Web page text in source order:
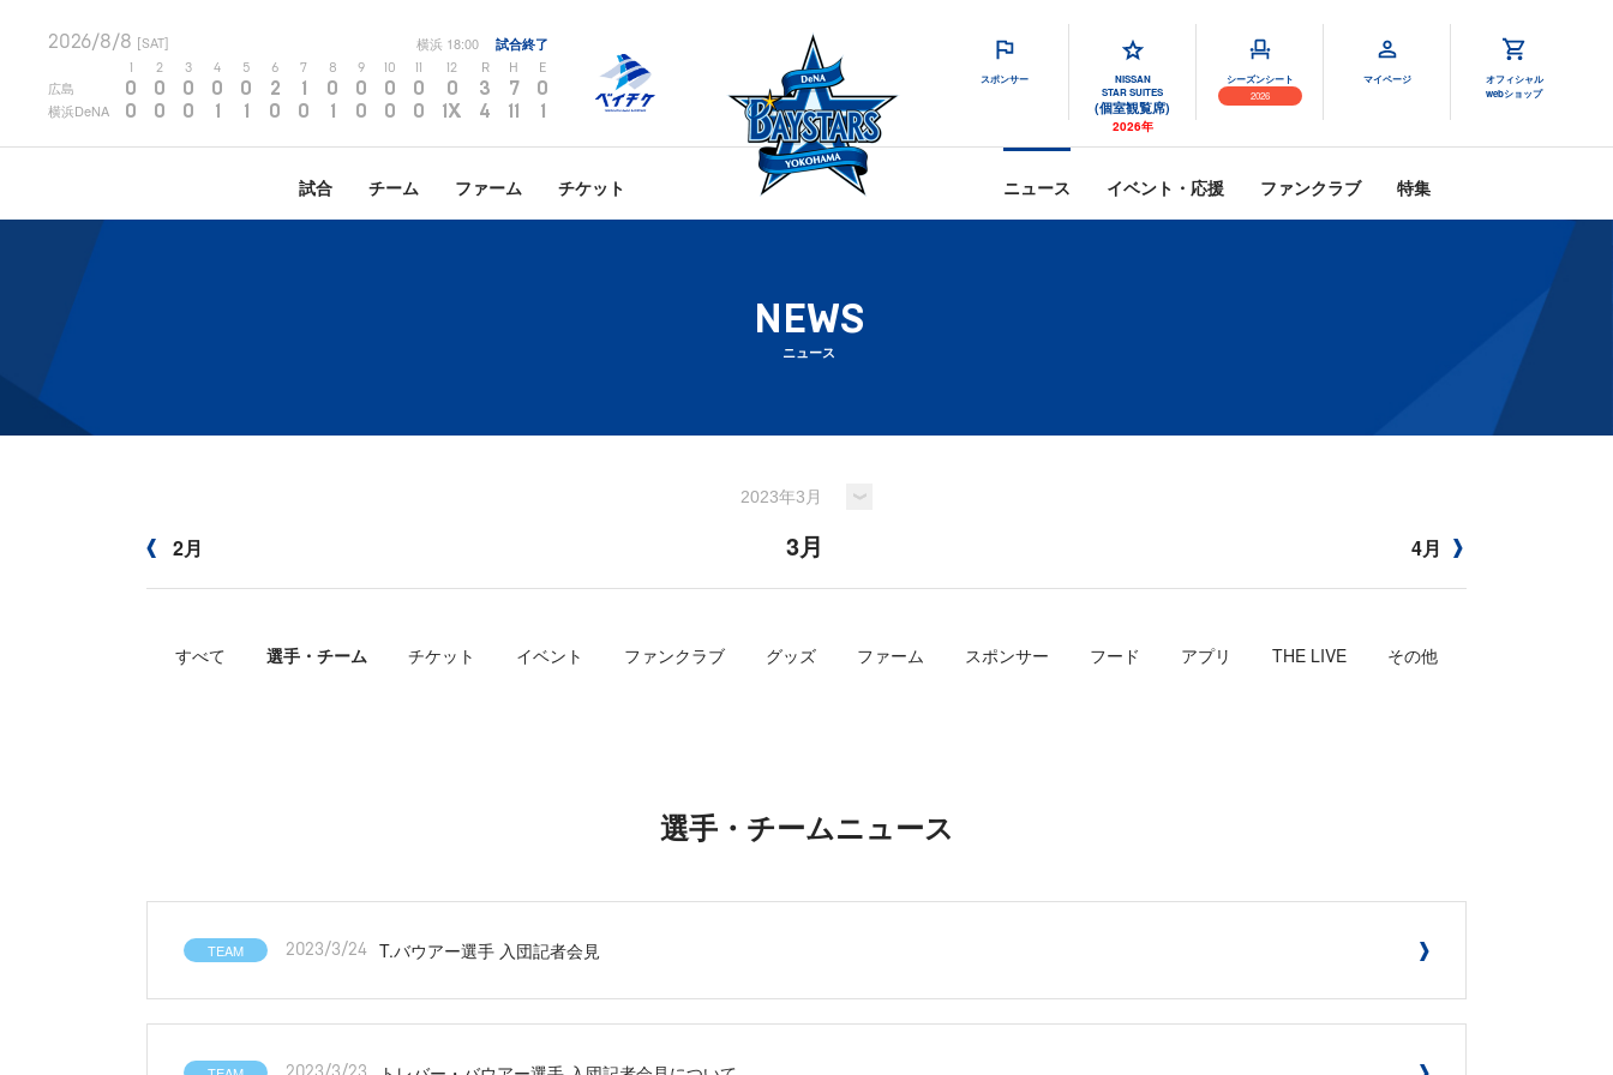
2026/8/8 [SAT] 横浜 18:00 試合終了
2 3 4 5 6 7 8 9 10 12 R H E
広島 0 0 0 0 0 2 1 0 0 0 0 0 3 7 0
横浜DeNA 0 0 0 1 1 0 0 1 0 0 0 1X 4 11 1
スポンサー
NISSAN
STAR SUITES
(個室観覧席)
2026年
シーズンシート
2026
マイページ
オフィシャル
webショップ
試合 チーム ファーム チケット ニュース イベント・応援 ファンクラブ 特集
NEWS
ニュース
2月 3月 4月
すべて 選手・チーム チケット イベント ファンクラブ グッズ ファーム スポンサー フード アプリ THE LIVE その他
選手・チームニュース
TEAM 2023/3/24 T.バウアー選手 入団記者会見